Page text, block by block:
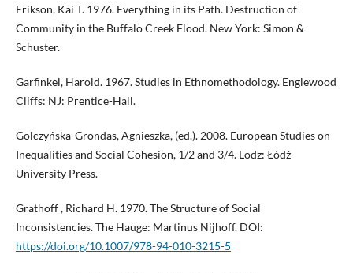
Erikson, Kai T. 1976. Everything in its Path. Destruction of
Community in the Buffalo Creek Flood. New York: Simon &
Schuster.
Garfinkel, Harold. 1967. Studies in Ethnomethodology. Englewood
Cliffs: NJ: Prentice-Hall.
Golczyńska-Grondas, Agnieszka, (ed.). 2008. European Studies on
Inequalities and Social Cohesion, 1/2 and 3/4. Lodz: Łódź
University Press.
Grathoff , Richard H. 1970. The Structure of Social
Inconsistencies. The Hauge: Martinus Nijhoff. DOI:
https://doi.org/10.1007/978-94-010-3215-5